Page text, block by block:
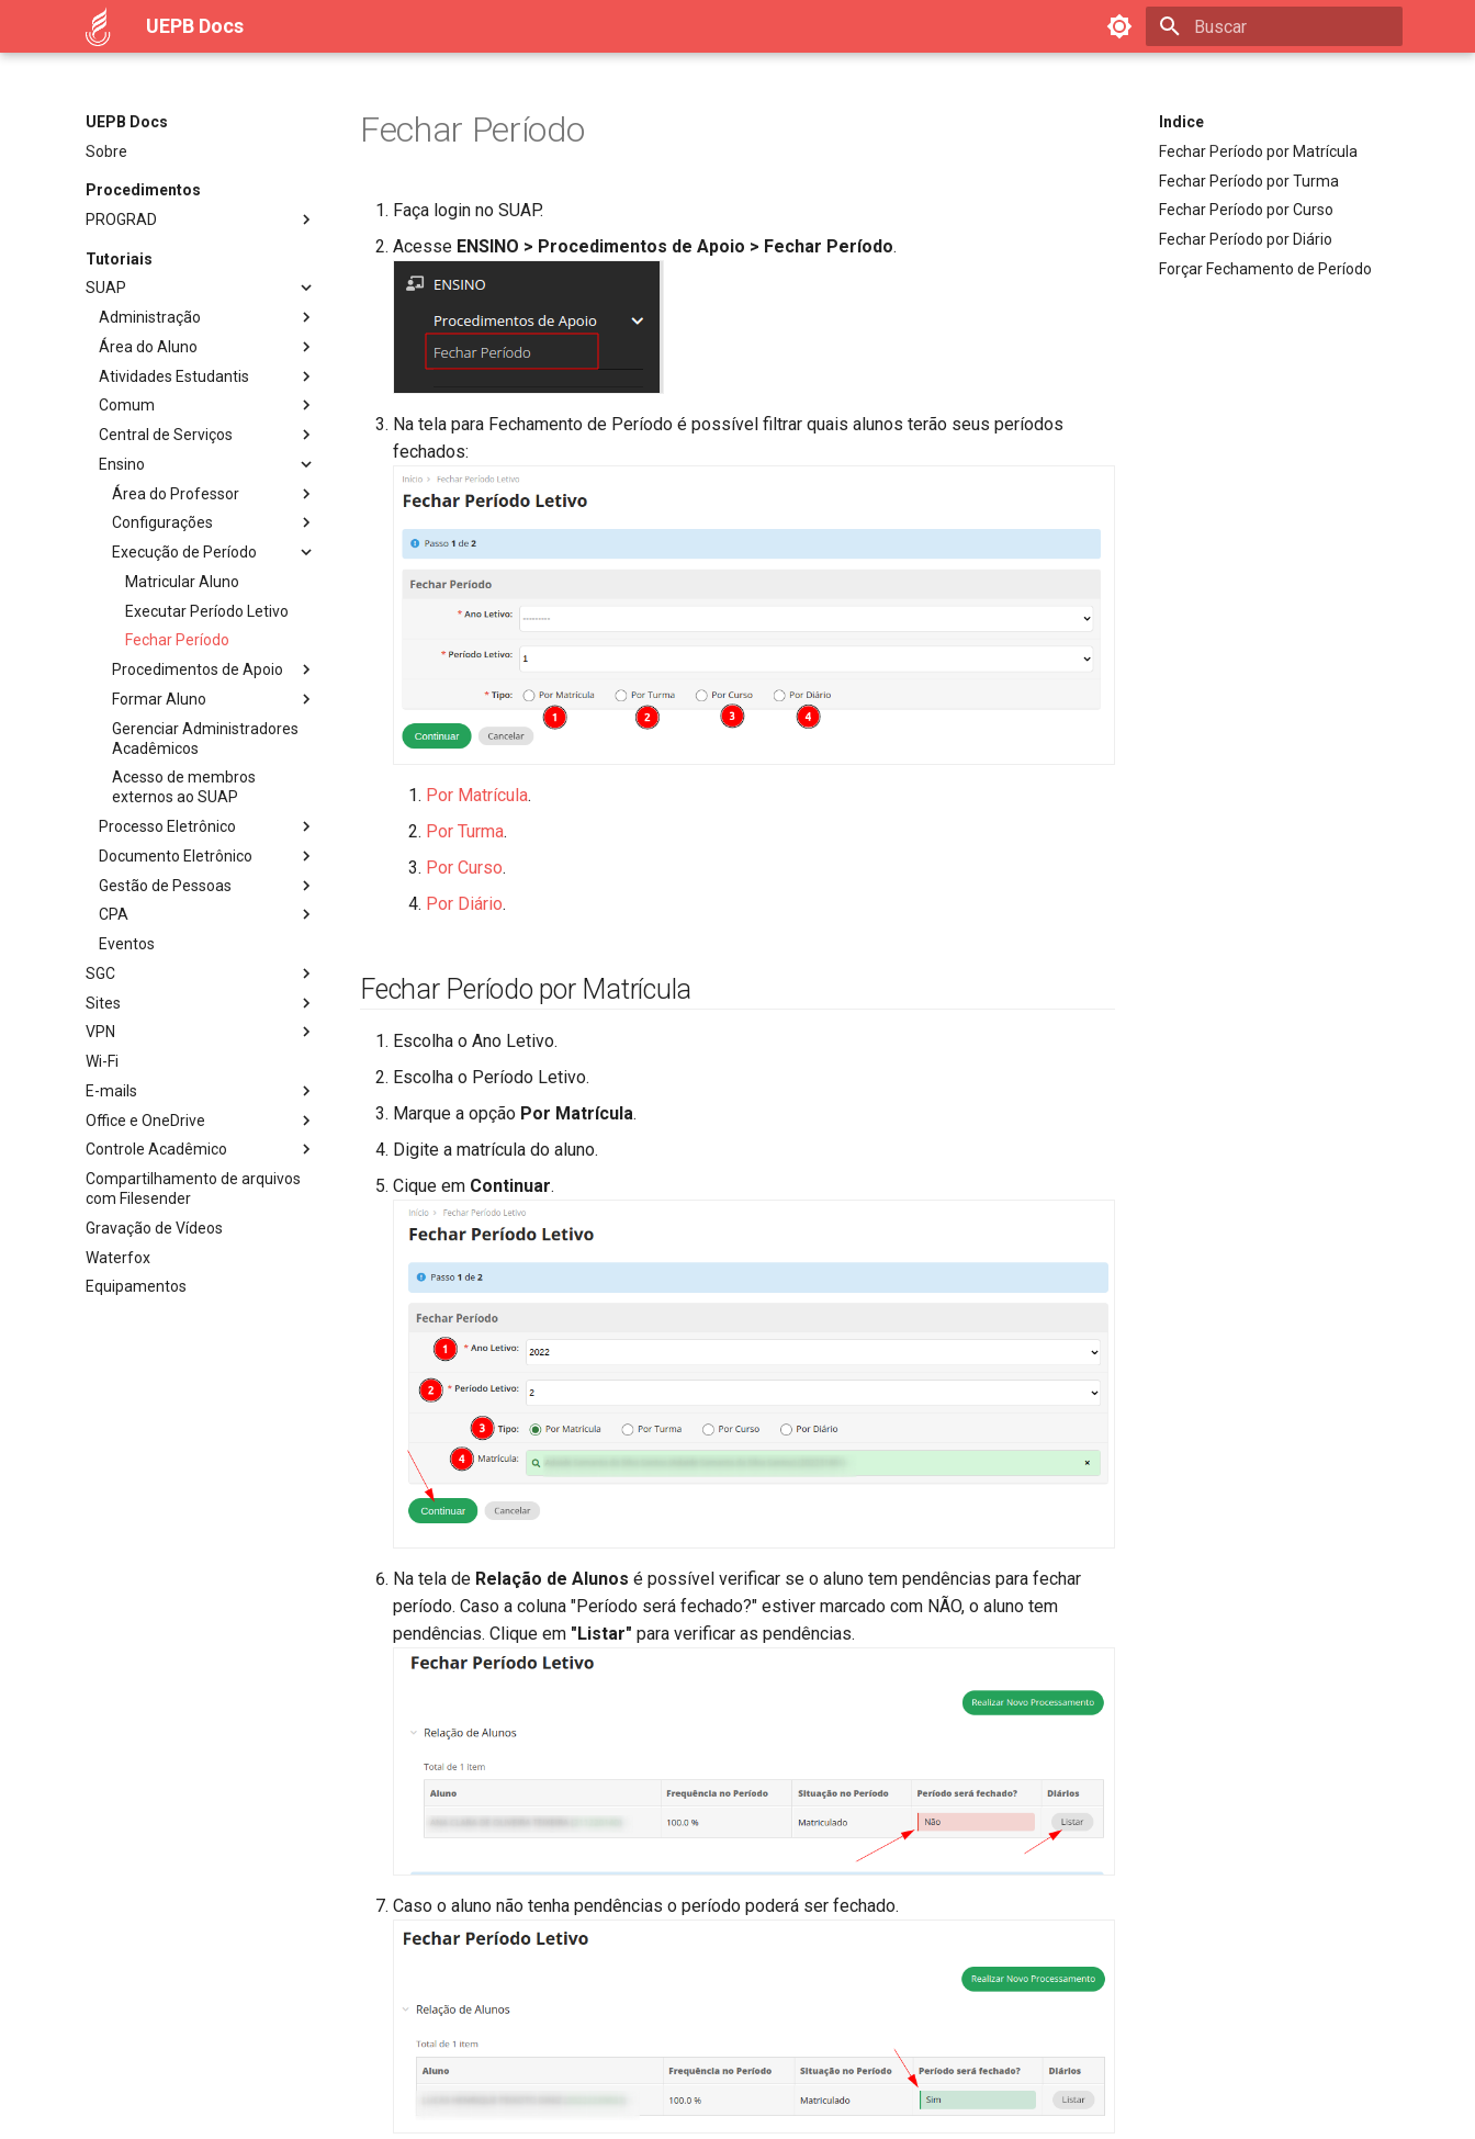
UEPB Docs
UEPB Docs
Sobre
Procedimentos
PROGRAD
Tutoriais
SUAP
Administração
Área do Aluno
Atividades Estudantis
Comum
Central de Serviços
Ensino
Área do Professor
Configurações
Execução de Período
Matricular Aluno
Executar Período Letivo
Fechar Período
Procedimentos de Apoio
Formar Aluno
Gerenciar Administradores
Acadêmicos
Acesso de membros
externos ao SUAP
Processo Eletrônico
Documento Eletrônico
Gestão de Pessoas
CPA
Eventos
SGC
Sites
VPN
Wi-Fi
E-mails
Office e OneDrive
Controle Acadêmico
Compartilhamento de arquivos
com Filesender
Gravação de Vídeos
Waterfox
Equipamentos
Indice
Fechar Período por Matrícula
Fechar Período por Turma
Fechar Período por Curso
Fechar Período por Diário
Forçar Fechamento de Período
Fechar Período
Faça login no SUAP.
Acesse ENSINO > Procedimentos de Apoio > Fechar Período.
Na tela para Fechamento de Período é possível filtrar quais alunos terão seus períodos
fechados:
Por Matrícula.
Por Turma.
Por Curso.
Por Diário.
Fechar Período por Matrícula
Escolha o Ano Letivo.
Escolha o Período Letivo.
Marque a opção Por Matrícula.
Digite a matrícula do aluno.
Cique em Continuar.
Na tela de Relação de Alunos é possível verificar se o aluno tem pendências para fechar
período. Caso a coluna "Período será fechado?" estiver marcado com NÃO, o aluno tem
pendências. Clique em "Listar" para verificar as pendências.
Caso o aluno não tenha pendências o período poderá ser fechado.